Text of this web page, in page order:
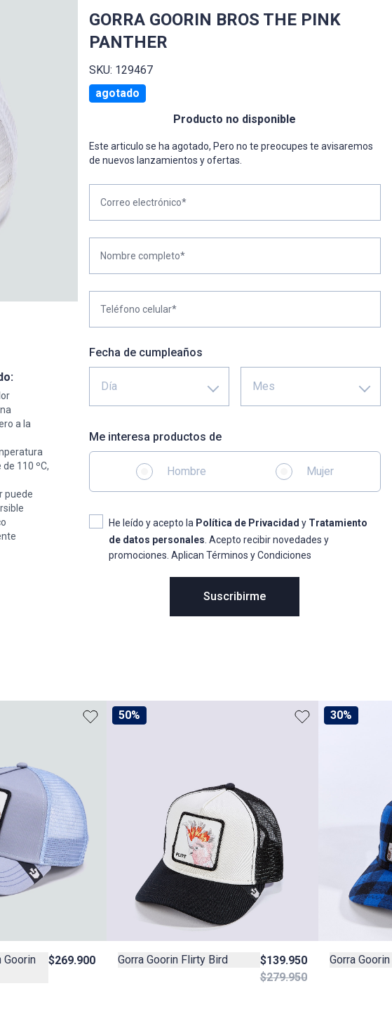
a la
110 ºC,
puede
GORRA GOORIN BROS THE PINK
PANTHER
SKU: 129467
agotado
Producto no disponible
Este articulo se ha agotado, Pero no te preocupes te avisaremos
de nuevos lanzamientos y ofertas.
Correo electrónico*
Nombre completo*
Teléfono celular*
Fecha de cumpleaños
Día Mes
Me interesa productos de
Hombre Mujer
He leído y acepto la Política de Privacidad y Tratamiento
de datos personales . Acepto recibir novedades y
promociones. Aplican Términos y Condiciones
Suscribirme
Goorin
$269.900
50%
Gorra Goorin Flirty Bird
$139.950
$279.950
30%
Gorra